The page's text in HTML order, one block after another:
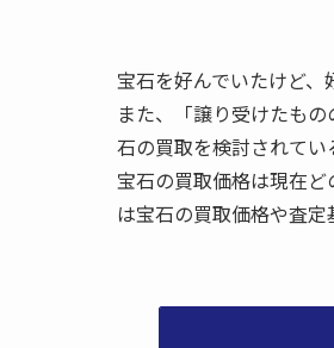
宝石を好んでいたけど、
また、「譲り受けたも
石の買取を検討されてい
宝石の買取価格は現在
は宝石の買取価格や査定